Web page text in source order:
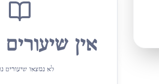
אין
לא נמצאו שיעורים